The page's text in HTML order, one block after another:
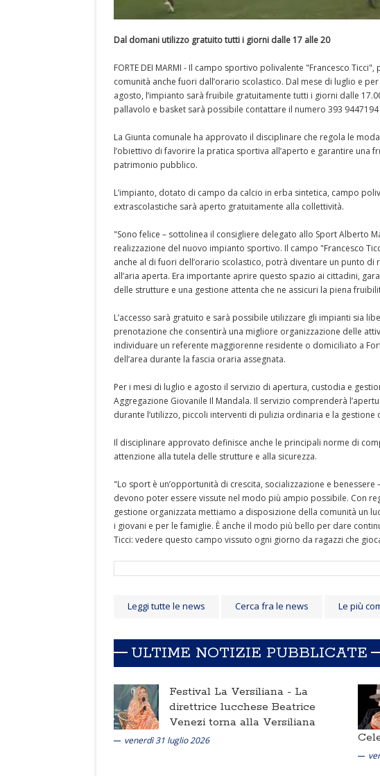
Dal domani utilizzo gratuito tutti i giorni dalle 17 alle 20
FORTE DEI MARMI - Il campo sportivo polivalente "Francesco
comunità anche fuori dall’orario scolastico. Dal mese di luglio e
agosto, l’impianto sarà fruibile gratuitamente tutti i giorni dalle
pallavolo e basket sarà possibile contattare il numero 393
La Giunta comunale ha approvato il disciplinare che regola le
l’obiettivo di favorire la pratica sportiva all’aperto e garantire una
patrimonio pubblico.
L’impianto, dotato di campo da calcio in erba sintetica, campo
extrascolastiche sarà aperto gratuitamente alla collettività.
"Sono felice – sottolinea il consigliere delegato allo Sport Alberto
realizzazione del nuovo impianto sportivo. Il campo "Francesco
anche al di fuori dell’orario scolastico, potrà diventare un punto
all’aria aperta. Era importante aprire questo spazio ai cittadini,
delle strutture e una gestione attenta che ne assicuri la piena
L’accesso sarà gratuito e sarà possibile utilizzare gli impianti sia
prenotazione che consentirà una migliore organizzazione delle
individuare un referente maggiorenne residente o domiciliato a
dell’area durante la fascia oraria assegnata.
Per i mesi di luglio e agosto il servizio di apertura, custodia e
Aggregazione Giovanile Il Mandala. Il servizio comprenderà
durante l’utilizzo, piccoli interventi di pulizia ordinaria e la gestione
Il disciplinare approvato definisce anche le principali norme di
attenzione alla tutela delle strutture e alla sicurezza.
"Lo sport è un’opportunità di crescita, socializzazione e
devono poter essere vissute nel modo più ampio possibile. Con
gestione organizzata mettiamo a disposizione della comunità un
i giovani e per le famiglie. È anche il modo più bello per dare
Ticci: vedere questo campo vissuto ogni giorno da ragazzi che
Leggi tutte le news Cerca fra le news Le più
ULTIME NOTIZIE PUBBLICATE
Festival La Versiliana - La
direttrice lucchese Beatrice
Venezi torna alla Versiliana
venerdì 31 luglio 2026